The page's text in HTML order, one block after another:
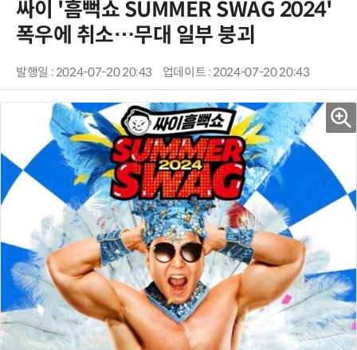
싸이 '흠뻑쇼 SUMMER SWAG 2024'
폭우에 취소…무대 일부 붕괴
발행일 : 2024-07-20 20:43 업데이트 : 2024-07-20 20:43